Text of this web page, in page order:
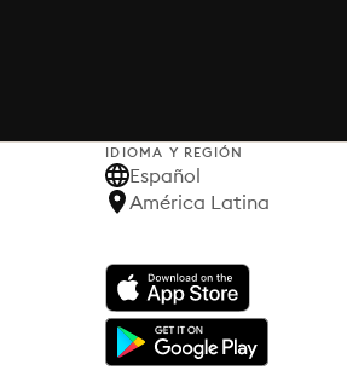
IDIOMA Y REGIÓN
Español
América Latina